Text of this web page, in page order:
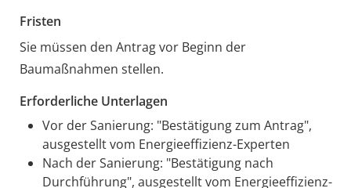
Fristen
Sie müssen den Antrag vor Beginn der
Baumaßnahmen stellen.
Erforderliche Unterlagen
Vor der Sanierung: "Bestätigung zum Antrag",
ausgestellt vom Energieeffizienz-Experten
Nach der Sanierung: "Bestätigung nach
Durchführung", ausgestellt vom Energieeffizienz-